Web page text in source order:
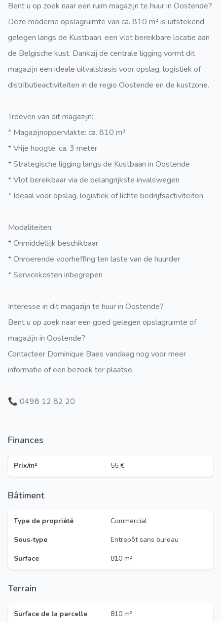
Bent u op zoek naar een ruim magazijn te huur in Oostende?
Deze moderne opslagruimte van ca. 810 m² is uitstekend
gelegen langs de Kustbaan, een vlot bereikbare locatie aan
de Belgische kust. Dankzij de centrale ligging vormt dit
magazijn een ideale uitvalsbasis voor opslag, logistiek of
distributieactiviteiten in de regio Oostende en de kustzone.
Troeven van dit magazijn:
* Magazijnoppervlakte: ca. 810 m²
* Vrije hoogte: ca. 3 meter
* Strategische ligging langs de Kustbaan in Oostende
* Vlot bereikbaar via de belangrijkste invalswegen
* Ideaal voor opslag, logistiek of lichte bedrijfsactiviteiten
Modaliteiten:
* Onmiddellijk beschikbaar
* Onroerende voorheffing ten laste van de huurder
* Servicekosten inbegrepen
Interesse in dit magazijn te huur in Oostende?
Bent u op zoek naar een goed gelegen opslagruimte of
magazijn in Oostende?
Contacteer Dominique Baes vandaag nog voor meer
informatie of een bezoek ter plaatse.
📞 0498 12 82 20
Finances
Prix/m² 55 €
Bâtiment
Type de propriété
Commercial
Sous-type
Entrepôt sans bureau
Surface
810 m²
Terrain
Surface de la parcelle 810 m²